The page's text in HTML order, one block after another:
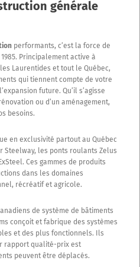
générale
performants, c’est la force de
Principalement active à
Laurentides et tout le Québec,
qui tiennent compte de votre
future. Qu’il s’agisse
ou d’un aménagement,
besoins.
en exclusivité partout au Québec
Steelway, les ponts roulants Zelus
Ces gammes de produits
dans les domaines
récréatif et agricole.
de système de bâtiments
conçoit et fabrique des systèmes
et des plus fonctionnels. Ils
rapport qualité-prix est
peuvent être déplacés.